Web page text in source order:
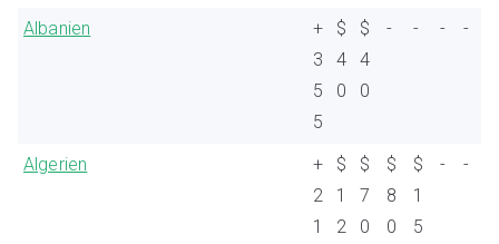
Albanien
+
3
5
5
$
4
0
$
4
0
- - - -
Algerien
+
2
1
$
1
2
$
7
0
$
8
0
$
1
5
- -